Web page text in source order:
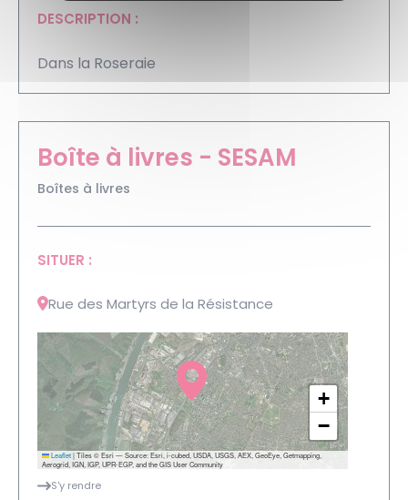
DESCRIPTION :
Dans la Roseraie
Boîte à livres - SESAM
Boîtes à livres
SITUER :
Rue des Martyrs de la Résistance
+
−
Leaflet |Tiles © Esri — Source: Esri, i-cubed, USDA, USGS, AEX, GeoEye, Getmapping,
Aerogrid, IGN, IGP, UPR-EGP, and the GIS User Community
S'y rendre